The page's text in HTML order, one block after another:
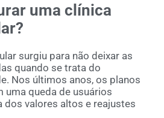
uma clínica
surgiu para não deixar as
quando se trata do
Nos últimos anos, os planos
uma queda de usuários
dos valores altos e reajustes